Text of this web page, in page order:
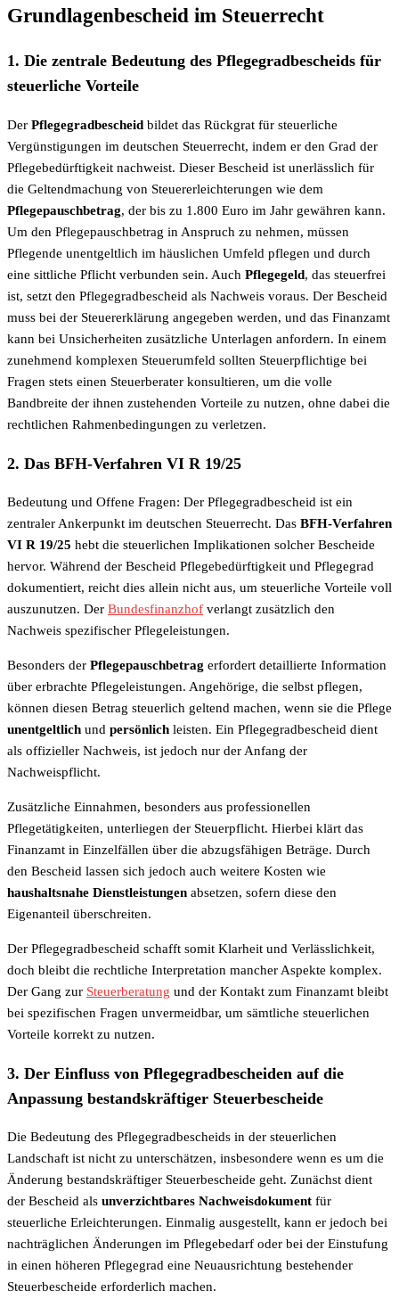
Grundlagenbescheid im Steuerrecht
1. Die zentrale Bedeutung des Pflegegradbescheids für
steuerliche Vorteile
Der Pflegegradbescheid bildet das Rückgrat für steuerliche
Vergünstigungen im deutschen Steuerrecht, indem er den Grad der
Pflegebedürftigkeit nachweist. Dieser Bescheid ist unerlässlich für
die Geltendmachung von Steuererleichterungen wie dem
Pflegepauschbetrag, der bis zu 1.800 Euro im Jahr gewähren kann.
Um den Pflegepauschbetrag in Anspruch zu nehmen, müssen
Pflegende unentgeltlich im häuslichen Umfeld pflegen und durch
eine sittliche Pflicht verbunden sein. Auch Pflegegeld, das steuerfrei
ist, setzt den Pflegegradbescheid als Nachweis voraus. Der Bescheid
muss bei der Steuererklärung angegeben werden, und das Finanzamt
kann bei Unsicherheiten zusätzliche Unterlagen anfordern. In einem
zunehmend komplexen Steuerumfeld sollten Steuerpflichtige bei
Fragen stets einen Steuerberater konsultieren, um die volle
Bandbreite der ihnen zustehenden Vorteile zu nutzen, ohne dabei die
rechtlichen Rahmenbedingungen zu verletzen.
2. Das BFH-Verfahren VI R 19/25
Bedeutung und Offene Fragen: Der Pflegegradbescheid ist ein
zentraler Ankerpunkt im deutschen Steuerrecht. Das BFH-Verfahren
VI R 19/25 hebt die steuerlichen Implikationen solcher Bescheide
hervor. Während der Bescheid Pflegebedürftigkeit und Pflegegrad
dokumentiert, reicht dies allein nicht aus, um steuerliche Vorteile voll
auszunutzen. Der Bundesfinanzhof verlangt zusätzlich den
Nachweis spezifischer Pflegeleistungen.
Besonders der Pflegepauschbetrag erfordert detaillierte Information
über erbrachte Pflegeleistungen. Angehörige, die selbst pflegen,
können diesen Betrag steuerlich geltend machen, wenn sie die Pflege
unentgeltlich und persönlich leisten. Ein Pflegegradbescheid dient
als offizieller Nachweis, ist jedoch nur der Anfang der
Nachweispflicht.
Zusätzliche Einnahmen, besonders aus professionellen
Pflegetätigkeiten, unterliegen der Steuerpflicht. Hierbei klärt das
Finanzamt in Einzelfällen über die abzugsfähigen Beträge. Durch
den Bescheid lassen sich jedoch auch weitere Kosten wie
haushaltsnahe Dienstleistungen absetzen, sofern diese den
Eigenanteil überschreiten.
Der Pflegegradbescheid schafft somit Klarheit und Verlässlichkeit,
doch bleibt die rechtliche Interpretation mancher Aspekte komplex.
Der Gang zur Steuerberatung und der Kontakt zum Finanzamt bleibt
bei spezifischen Fragen unvermeidbar, um sämtliche steuerlichen
Vorteile korrekt zu nutzen.
3. Der Einfluss von Pflegegradbescheiden auf die
Anpassung bestandskräftiger Steuerbescheide
Die Bedeutung des Pflegegradbescheids in der steuerlichen
Landschaft ist nicht zu unterschätzen, insbesondere wenn es um die
Änderung bestandskräftiger Steuerbescheide geht. Zunächst dient
der Bescheid als unverzichtbares Nachweisdokument für
steuerliche Erleichterungen. Einmalig ausgestellt, kann er jedoch bei
nachträglichen Änderungen im Pflegebedarf oder bei der Einstufung
in einen höheren Pflegegrad eine Neuausrichtung bestehender
Steuerbescheide erforderlich machen.